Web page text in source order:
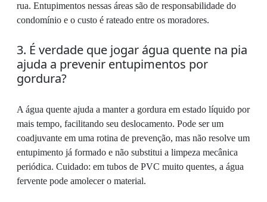
rua. Entupimentos nessas áreas são de responsabilidade do
condomínio e o custo é rateado entre os moradores.
3. É verdade que jogar água quente na pia
ajuda a prevenir entupimentos por
gordura?
A água quente ajuda a manter a gordura em estado líquido por
mais tempo, facilitando seu deslocamento. Pode ser um
coadjuvante em uma rotina de prevenção, mas não resolve um
entupimento já formado e não substitui a limpeza mecânica
periódica. Cuidado: em tubos de PVC muito quentes, a água
fervente pode amolecer o material.